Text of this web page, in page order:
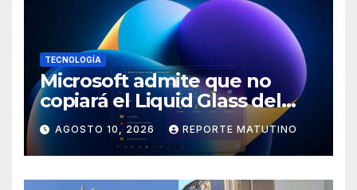
TECNOLOGÍA
Microsoft admite que no
copiará el Liquid Glass del
iPhone en Windows 11 y tiene
una buena razón
AGOSTO 10, 2026 REPORTE MATUTINO